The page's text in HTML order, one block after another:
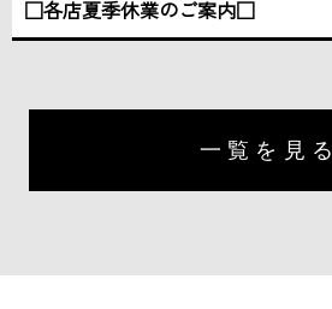
□各店夏季休業のご案内□
一覧を見る